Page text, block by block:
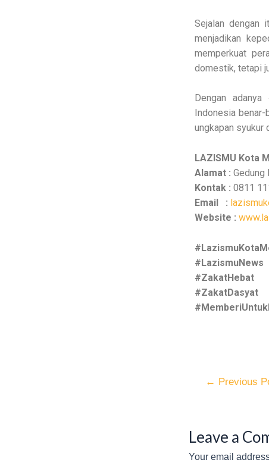
Sejalan dengan
menjadikan
memperkuat
domestik, tetapi
Dengan
Indonesia
ungkapan syukur
LAZISMU Kota
Alamat : Gedung
Kontak : 0811
Email :
Website :
#LazismuNews
#ZakatHebat
#ZakatDasyat
← Previous
Leave a
Your email